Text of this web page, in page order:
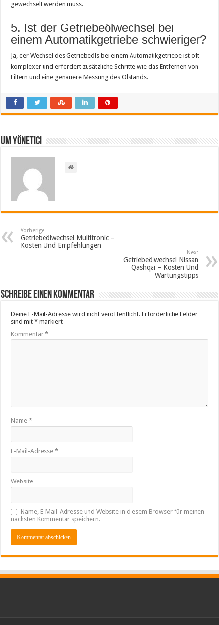
gewechselt werden muss.
5. Ist der Getriebeölwechsel bei
einem Automatikgetriebe schwieriger?
Ja, der Wechsel des Getriebeöls bei einem Automatikgetriebe ist oft
komplexer und erfordert zusätzliche Schritte wie das Entfernen von
Filtern und eine genauere Messung des Ölstands.
Um yönetici
Vorherige
Getriebeölwechsel Multitronic –
Kosten Und Empfehlungen
Next
Getriebeölwechsel Nissan
Qashqai – Kosten Und
Wartungstipps
Schreibe einen Kommentar
Deine E-Mail-Adresse wird nicht veröffentlicht. Erforderliche Felder
sind mit* markiert
Kommentar*
Name*
E-Mail-Adresse*
Website
Name, E-Mail-Adresse und Website in diesem Browser für meinen
nächsten Kommentar speichern.